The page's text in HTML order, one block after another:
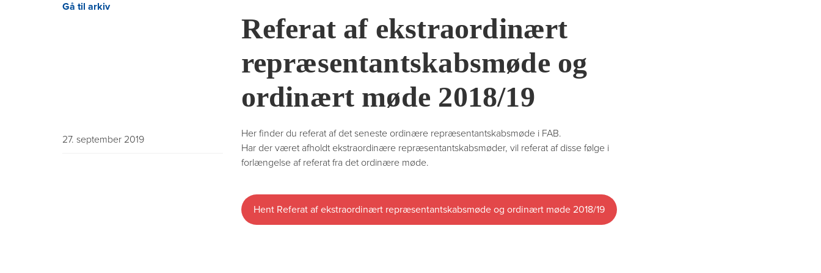
Gå til arkiv
Referat af ekstraordinært
repræsentantskabsmøde og
ordinært møde 2018/19
Her finder du referat af det seneste ordinære repræsentantskabsmøde i FAB.
Har der været afholdt ekstraordinære repræsentantskabsmøder, vil referat af disse følge i
forlængelse af referat fra det ordinære møde.
Hent Referat af ekstraordinært repræsentantskabsmøde og ordinært møde 2018/19
27. september 2019